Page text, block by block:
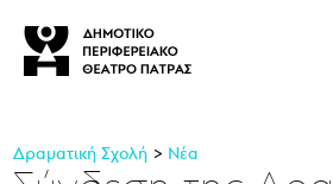
Δραματική Σχολή Νέα